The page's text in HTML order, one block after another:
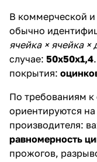
В коммерческой
обычно
ячейка × ячейка
случае: 50х50х1,4
покрытия:
По требованиям
ориентируются
производителя:
равномерность
прожогов,